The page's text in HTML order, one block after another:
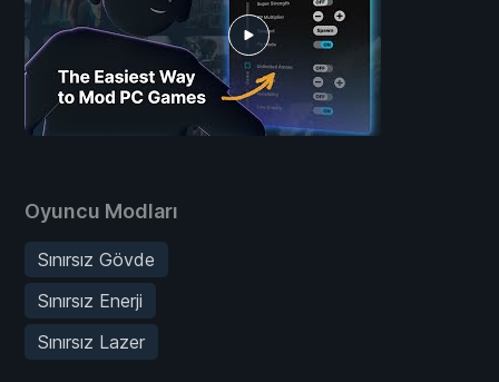
Oyuncu Modları
Sınırsız Gövde
Sınırsız Enerji
Sınırsız Lazer